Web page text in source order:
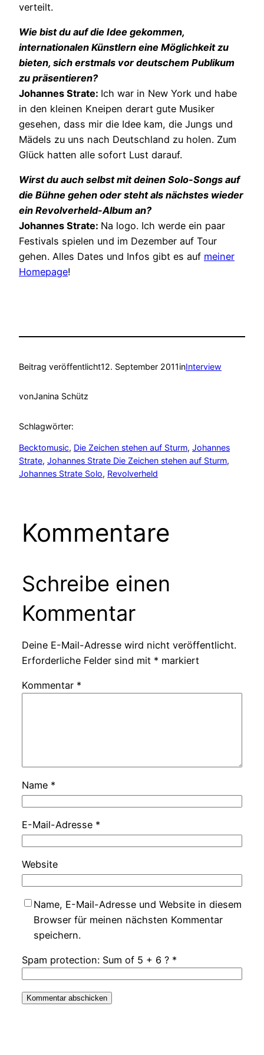
verteilt.
Wie bist du auf die Idee gekommen,
internationalen Künstlern eine Möglichkeit zu
bieten, sich erstmals vor deutschem Publikum
zu präsentieren?
Johannes Strate: Ich war in New York und habe
in den kleinen Kneipen derart gute Musiker
gesehen, dass mir die Idee kam, die Jungs und
Mädels zu uns nach Deutschland zu holen. Zum
Glück hatten alle sofort Lust darauf.
Wirst du auch selbst mit deinen Solo-Songs auf
die Bühne gehen oder steht als nächstes wieder
ein Revolverheld-Album an?
Johannes Strate: Na logo. Ich werde ein paar
Festivals spielen und im Dezember auf Tour
gehen. Alles Dates und Infos gibt es auf meiner
Homepage!
Beitrag veröffentlicht12. September 2011inInterview
vonJanina Schütz
Schlagwörter:
Becktomusic, Die Zeichen stehen auf Sturm, Johannes
Strate, Johannes Strate Die Zeichen stehen auf Sturm
Johannes Strate Solo, Revolverheld
Kommentare
Schreibe einen
Kommentar
Deine E-Mail-Adresse wird nicht veröffentlicht.
Erforderliche Felder sind mit * markiert
Kommentar *
Name *
E-Mail-Adresse *
Website
Name, E-Mail-Adresse und Website in diesem
Browser für meinen nächsten Kommentar
speichern.
Spam protection: Sum of 5 + 6 ? *